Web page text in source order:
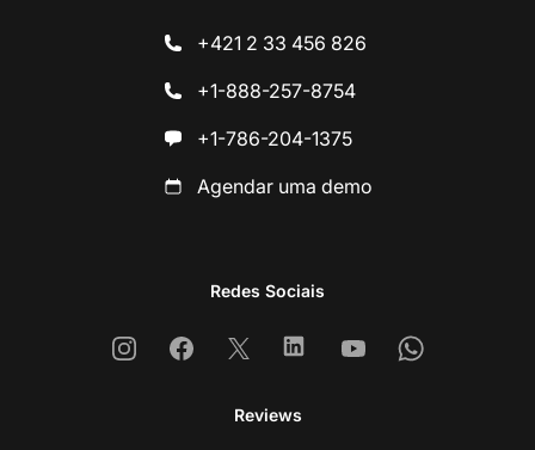
+421 2 33 456 826
+1-888-257-8754
+1-786-204-1375
Agendar uma demo
Redes Sociais
InstagramFacebook
X LinkedinYoutubeWhatsapp
Reviews